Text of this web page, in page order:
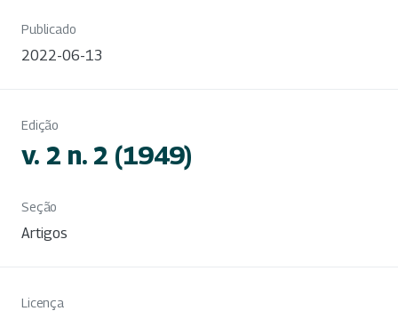
Publicado
2022-06-13
Edição
v. 2 n. 2 (1949)
Seção
Artigos
Licença